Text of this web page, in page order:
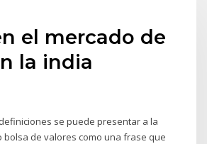
el mercado de
la india
se puede presentar a la
bolsa de valores como una frase que